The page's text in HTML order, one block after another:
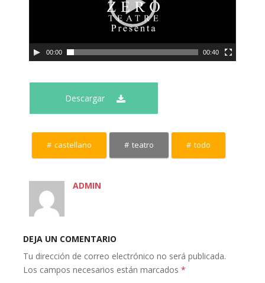
00:00 00:40
Descargar
castellano teatro todo
ADMIN
DEJA UN COMENTARIO
Tu dirección de correo electrónico no será publicada.
Los campos necesarios están marcados *